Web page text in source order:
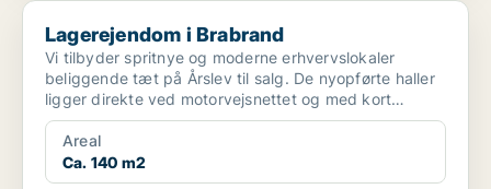
Lagerejendom i Brabrand
Lagerejendom i Brabrand
Vi tilbyder spritnye og moderne erhvervslokaler
beliggende tæt på Årslev til salg. De nyopførte haller
ligger direkte ved motorvejsnettet og med kort
afstand...
Areal
Ca. 140 m2